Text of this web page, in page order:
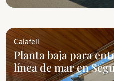
Calafell
Planta baja para
línea de mar en